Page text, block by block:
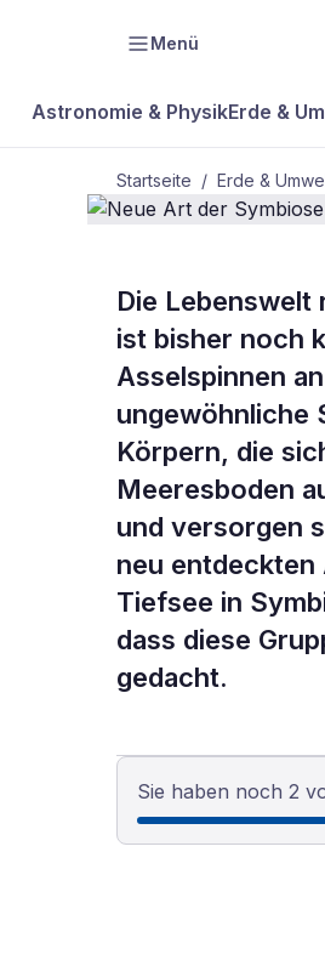
Menü
Astronomie & PhysikErde &
Startseite / Erde &
BDW PlusERDE &
Die Lebenswelt
ist bisher noch
Asselspinnen
ungewöhnliche
Körpern, die
Meeresboden
und versorgen
neu entdeckten
Tiefsee in
dass diese
gedacht.
Sie haben noch 2